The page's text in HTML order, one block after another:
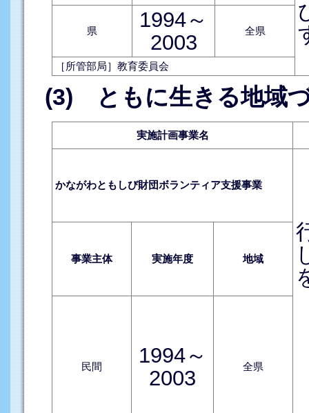
県
1994～
2003
全県
［所管部局］教育委員会
(3) ともに生きる地域
実施計画事業名
かながわともしび財団ボランティア支援事業
事業主体 実施年度 地域
民間
1994～
2003
全県